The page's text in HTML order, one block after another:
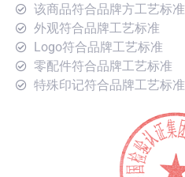
该商品符合品牌方工艺标准
外观符合品牌工艺标准
Logo符合品牌工艺标准
零配件符合品牌工艺标准
特殊印记符合品牌工艺标准